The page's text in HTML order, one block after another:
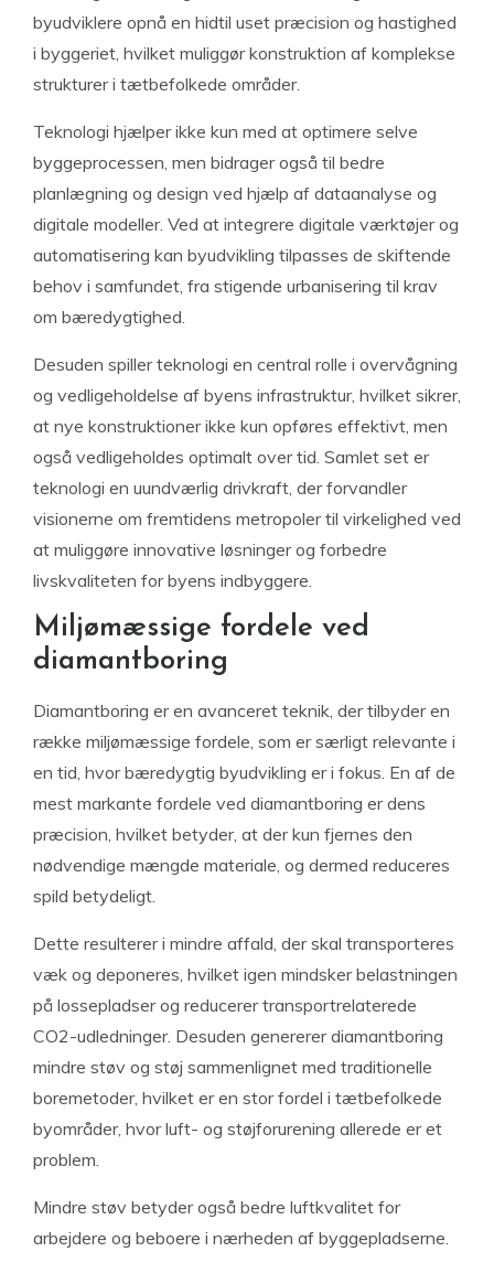
byudviklere opnå en hidtil uset præcision og hastighed
i byggeriet, hvilket muliggør konstruktion af komplekse
strukturer i tætbefolkede områder.
Teknologi hjælper ikke kun med at optimere selve
byggeprocessen, men bidrager også til bedre
planlægning og design ved hjælp af dataanalyse og
digitale modeller. Ved at integrere digitale værktøjer og
automatisering kan byudvikling tilpasses de skiftende
behov i samfundet, fra stigende urbanisering til krav
om bæredygtighed.
Desuden spiller teknologi en central rolle i overvågning
og vedligeholdelse af byens infrastruktur, hvilket sikrer,
at nye konstruktioner ikke kun opføres effektivt, men
også vedligeholdes optimalt over tid. Samlet set er
teknologi en uundværlig drivkraft, der forvandler
visionerne om fremtidens metropoler til virkelighed ved
at muliggøre innovative løsninger og forbedre
livskvaliteten for byens indbyggere.
Miljømæssige fordele ved
diamantboring
Diamantboring er en avanceret teknik, der tilbyder en
række miljømæssige fordele, som er særligt relevante i
en tid, hvor bæredygtig byudvikling er i fokus. En af de
mest markante fordele ved diamantboring er dens
præcision, hvilket betyder, at der kun fjernes den
nødvendige mængde materiale, og dermed reduceres
spild betydeligt.
Dette resulterer i mindre affald, der skal transporteres
væk og deponeres, hvilket igen mindsker belastningen
på lossepladser og reducerer transportrelaterede
CO2-udledninger. Desuden genererer diamantboring
mindre støv og støj sammenlignet med traditionelle
boremetoder, hvilket er en stor fordel i tætbefolkede
byområder, hvor luft- og støjforurening allerede er et
problem.
Mindre støv betyder også bedre luftkvalitet for
arbejdere og beboere i nærheden af byggepladserne.